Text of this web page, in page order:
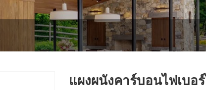
แผงผนังคาร์บอนไฟเบอ